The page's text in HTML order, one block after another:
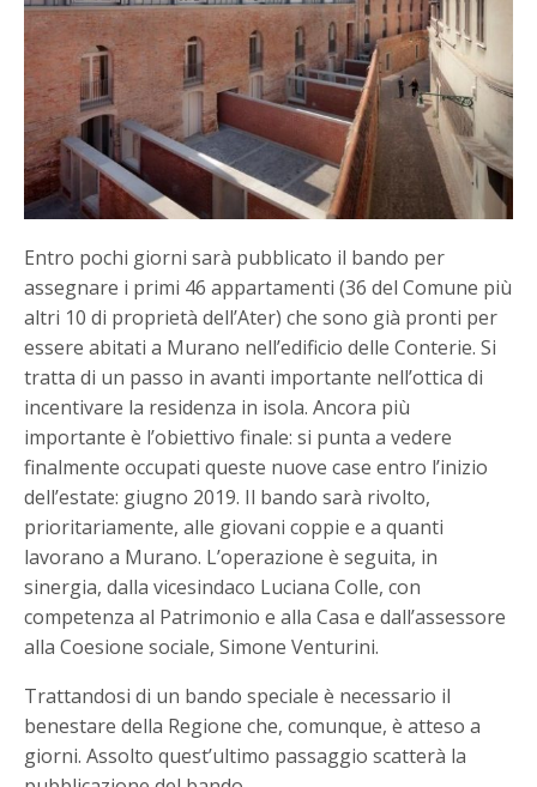
Entro pochi giorni sarà pubblicato il bando per
assegnare i primi 46 appartamenti (36 del Comune più
altri 10 di proprietà dell’Ater) che sono già pronti per
essere abitati a Murano nell’edificio delle Conterie. Si
tratta di un passo in avanti importante nell’ottica di
incentivare la residenza in isola. Ancora più
importante è l’obiettivo finale: si punta a vedere
finalmente occupati queste nuove case entro l’inizio
dell’estate: giugno 2019. Il bando sarà rivolto,
prioritariamente, alle giovani coppie e a quanti
lavorano a Murano. L’operazione è seguita, in
sinergia, dalla vicesindaco Luciana Colle, con
competenza al Patrimonio e alla Casa e dall’assessore
alla Coesione sociale, Simone Venturini.
Trattandosi di un bando speciale è necessario il
benestare della Regione che, comunque, è atteso a
giorni. Assolto quest’ultimo passaggio scatterà la